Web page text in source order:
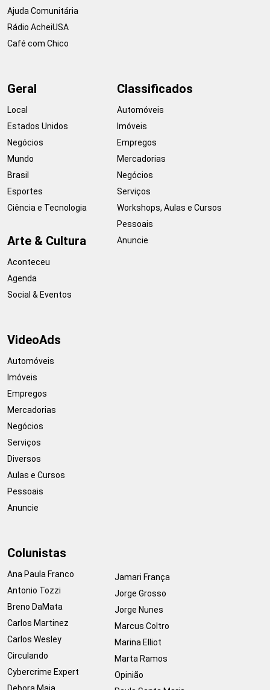
Ajuda Comunitária
Rádio AcheiUSA
Café com Chico
Geral
Local
Estados Unidos
Negócios
Mundo
Brasil
Esportes
Ciência e Tecnologia
Arte & Cultura
Aconteceu
Agenda
Social & Eventos
Classificados
Automóveis
Imóveis
Empregos
Mercadorias
Negócios
Serviços
Workshops, Aulas e Cursos
Pessoais
Anuncie
VideoAds
Automóveis
Imóveis
Empregos
Mercadorias
Negócios
Serviços
Diversos
Aulas e Cursos
Pessoais
Anuncie
Colunistas
Ana Paula Franco
Antonio Tozzi
Breno DaMata
Carlos Martinez
Carlos Wesley
Circulando
Cybercrime Expert
Jamari França
Jorge Grosso
Jorge Nunes
Marcus Coltro
Marina Elliot
Marta Ramos
Opinião